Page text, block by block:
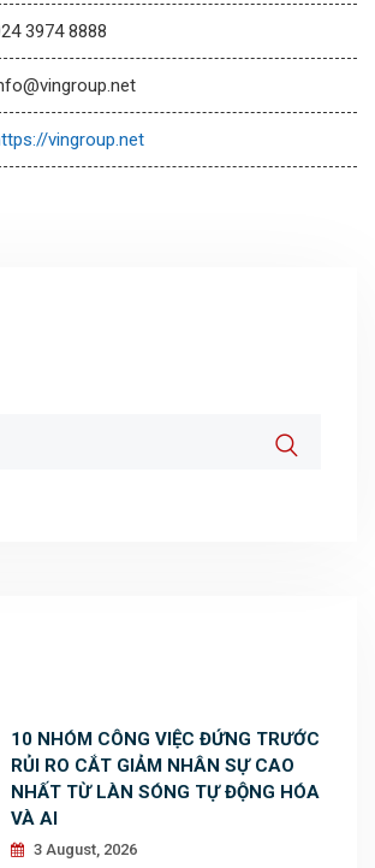
3974 8888
vingroup.net
10 NHÓM CÔNG VIỆC ĐỨNG TRƯỚC
RỦI RO CẮT GIẢM NHÂN SỰ CAO
NHẤT TỪ LÀN SÓNG TỰ ĐỘNG HÓA
VÀ AI
3 August, 2026